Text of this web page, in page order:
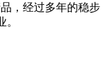
，经过多年的稳步